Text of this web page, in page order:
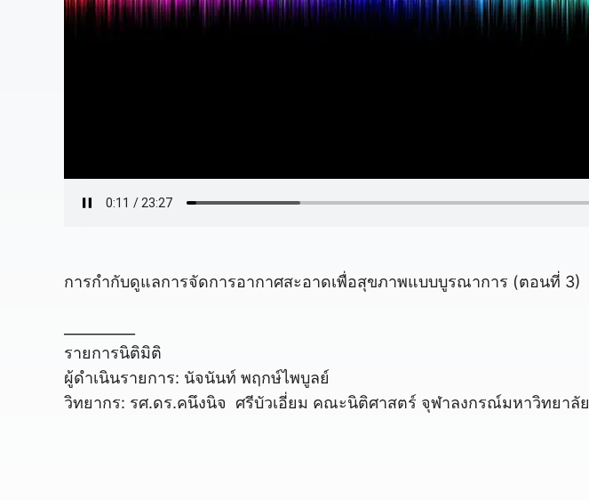
การกำกับดูแลการจัดการอากาศสะอาดเพื่อสุขภาพแบบบูรณาการ (ตอนที่ 3)
รายการนิติมิติ
ผู้ดำเนินรายการ: นัจนันท์ พฤกษ์ไพบูลย์
วิทยากร: รศ.ดร.คนึงนิจ ศรีบัวเอี่ยม คณะนิติศาสตร์ จุฬาลงกรณ์มหาวิทยาลัย